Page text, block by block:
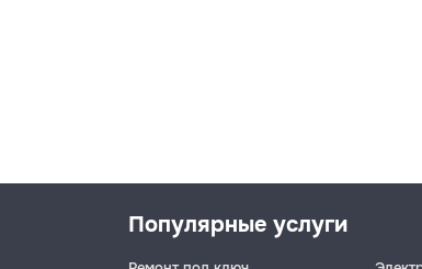
Популярные услуги